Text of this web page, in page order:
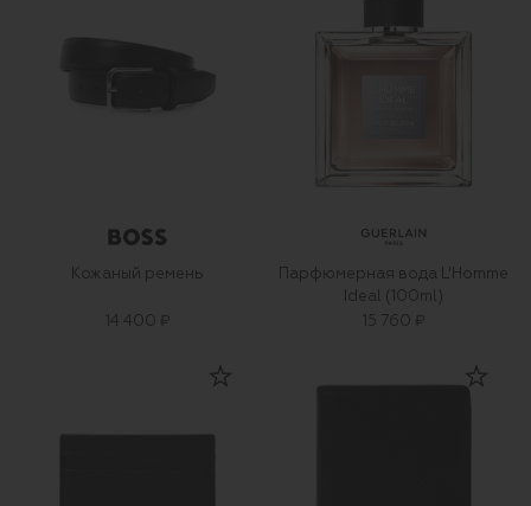
Кожаный ремень
14 400 ₽
Парфюмерная вода L'Homme
Ideal (100ml)
15 760 ₽